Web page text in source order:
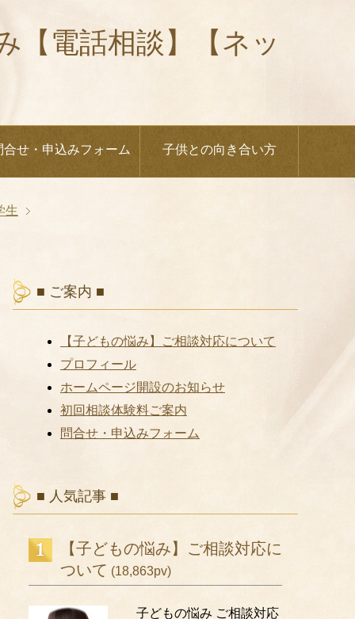
【電話相談】【ネッ
合せ・申込みフォーム 子供との向き合い方
生
■ ご案内 ■
【子どもの悩み】ご相談対応について
プロフィール
ホームページ開設のお知らせ
初回相談体験料ご案内
問合せ・申込みフォーム
■ 人気記事 ■
【子どもの悩み】ご相談対応に
ついて (18,863pv)
子どもの悩み ご相談対応